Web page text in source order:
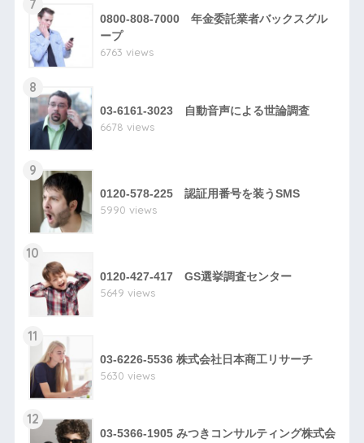
7
0800-808-7000 年金委託業者バックスグル
ープ
6763 views
8
03-6161-3023 自動音声による世論調査
6678 views
9
0120-578-225 認証用番号を装うSMS
5990 views
10
0120-427-417 GS選挙調査センター
5649 views
11
03-6226-5536 株式会社日本商工リサーチ
5630 views
12
03-5366-1905 みつきコンサルティング株式会